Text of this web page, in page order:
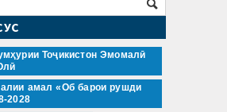
Тоҷикистон Эмомалӣ
амал «Об барои рушди
2028